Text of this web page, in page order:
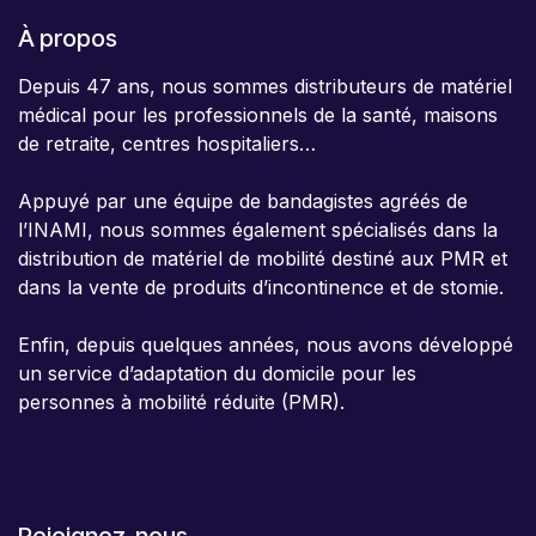
À propos
Depuis 47 ans, nous sommes distributeurs de matériel
médical pour les professionnels de la santé, maisons
de retraite, centres hospitaliers…
Appuyé par une équipe de bandagistes agréés de
l’INAMI, nous sommes également spécialisés dans la
distribution de matériel de mobilité destiné aux PMR et
dans la vente de produits d’incontinence et de stomie.
Enfin, depuis quelques années, nous avons développé
un service d’adaptation du domicile pour les
personnes à mobilité réduite (PMR).